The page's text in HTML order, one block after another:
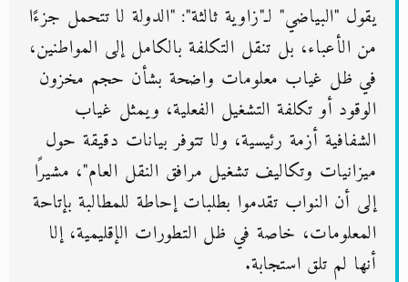
يقول "البياضي" لـ"زاوية ثالثة": "الدولة لا تتحمل جزءًا
من الأعباء، بل تنقل التكلفة بالكامل إلى المواطنين،
في ظل غياب معلومات واضحة بشأن حجم مخزون
الوقود أو تكلفة التشغيل الفعلية، ويمثل غياب
الشفافية أزمة رئيسية، ولا تتوفر بيانات دقيقة حول
ميزانيات وتكاليف تشغيل مرافق النقل العام"، مشيرًا
إلى أن النواب تقدموا بطلبات إحاطة للمطالبة بإتاحة
المعلومات، خاصة في ظل التطورات الإقليمية، إلا
أنها لم تلق استجابة.